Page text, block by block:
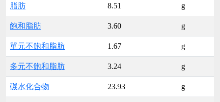
脂肪 8.51 g
飽和脂肪 3.60 g
單元不飽和脂肪 1.67 g
多元不飽和脂肪 3.24 g
碳水化合物 23.93 g